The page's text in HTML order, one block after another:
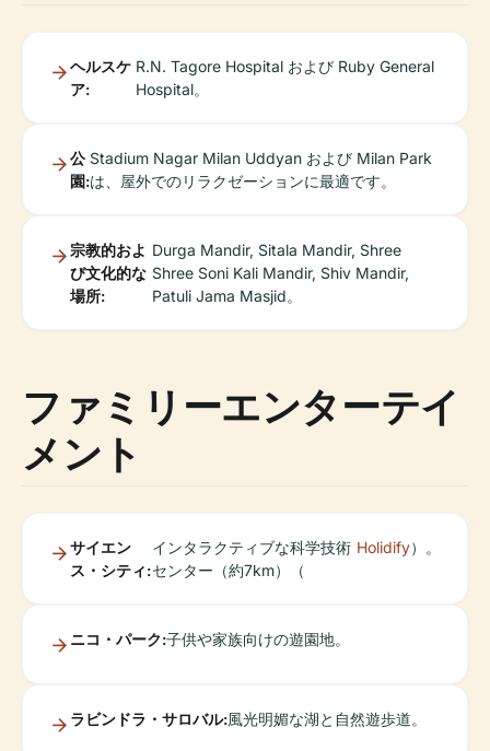
ヘルスケ
ア:
R.N. Tagore Hospital および Ruby General
Hospital。
公
園:
Stadium Nagar Milan Uddyan および Milan Park
は、屋外でのリラクゼーションに最適です。
宗教的およ
び文化的な
場所:
Durga Mandir, Sitala Mandir, Shree
Shree Soni Kali Mandir, Shiv Mandir,
Patuli Jama Masjid。
ファミリーエンターテイ
メント
サイエン
ス・シティ:
インタラクティブな科学技術
センター（約7km）（
Holidify）。
ニコ・パーク:子供や家族向けの遊園地。
ラビンドラ・サロバル:風光明媚な湖と自然遊歩道。